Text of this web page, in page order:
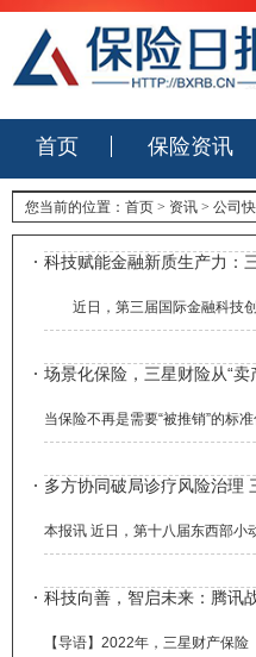
首页 保险资讯
您当前的位置： 首页 > 资讯 > 公司
科技赋能金融新质生产力：
近日，第三届国际金融科技创
场景化保险，三星财险从“卖
当保险不再是需要“被推销”的标
多方协同破局诊疗风险治理
本报讯 近日，第十八届东西部小
科技向善，智启未来：腾讯
【导语】2022年，三星财产保